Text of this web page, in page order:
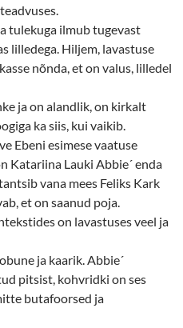
tulekuga ilmub tugevast
lilledega. Hiljem, lavastuse
nõnda, et on valus, lilledel
ja on alandlik, on kirkalt
ka siis, kui vaikib.
Ebeni esimese vaatuse
Katariina Lauki Abbie´ enda
vana mees Feliks Kark
et on saanud poja.
on lavastuses veel ja
ja kaarik. Abbie´
pitsist, kohvridki on ses
butafoorsed ja